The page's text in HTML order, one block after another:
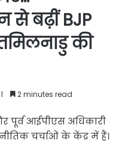
से बढ़ीं BJP
की
2 minutes read
पूर्व आईपीएस अधिकारी
चर्चाओं के केंद्र में हैं।